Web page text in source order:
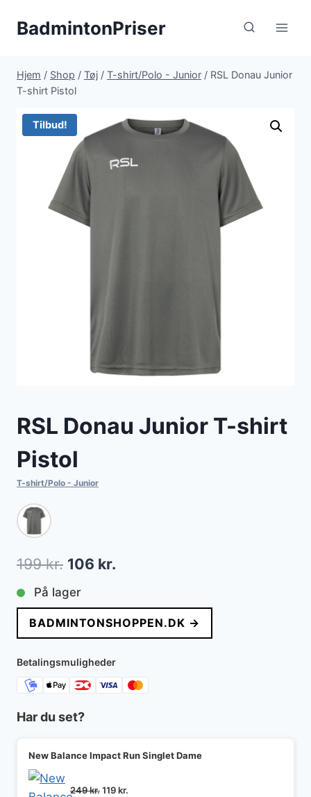
BadmintonPriser
Hjem / Shop / Tøj / T-shirt/Polo - Junior / RSL Donau Junior
T-shirt Pistol
Tilbud!
RSL Donau Junior T-shirt
Pistol
T-shirt/Polo - Junior
199kr. Den
oprindelige
pris
var:
199 kr..
106 kr.
pris
er:
106 kr..
På lager
BADMINTONSHOPPEN.DK →
Betalingsmuligheder
Har du set?
New Balance Impact Run Singlet Dame
249kr.Den
119kr.